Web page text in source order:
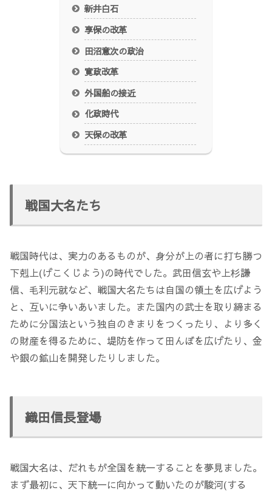
新井白石
享保の改革
田沼意次の政治
寛政改革
外国船の接近
化政時代
天保の改革
戦国大名たち
戦国時代は、実力のあるものが、身分が上の者に打ち勝つ
下剋上(げこくじよう)の時代でした。武田信玄や上杉謙
信、毛利元就など、戦国大名たちは自国の領土を広げよう
と、互いに争いあいました。また国内の武士を取り締まる
ために分国法という独自のきまりをつくったり、より多く
の財産を得るために、堤防を作って田んぼを広げたり、金
や銀の鉱山を開発したりしました。
織田信長登場
戦国大名は、だれもが全国を統一することを夢見ました。
まず最初に、天下統一に向かって動いたのが駿河(する